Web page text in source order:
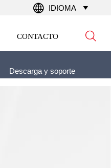
 IDIOMA 
CONTACTO 
Descarga y soporte